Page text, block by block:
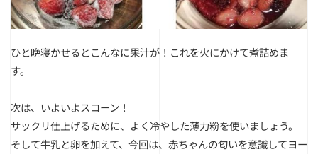
ひと晩寝かせるとこんなに果汁が！これを火にかけて煮詰めま
す。
次は、いよいよスコーン！
サックリ仕上げるために、よく冷やした薄力粉を使いましょう。
そして牛乳と卵を加えて、今回は、赤ちゃんの匂いを意識してヨー